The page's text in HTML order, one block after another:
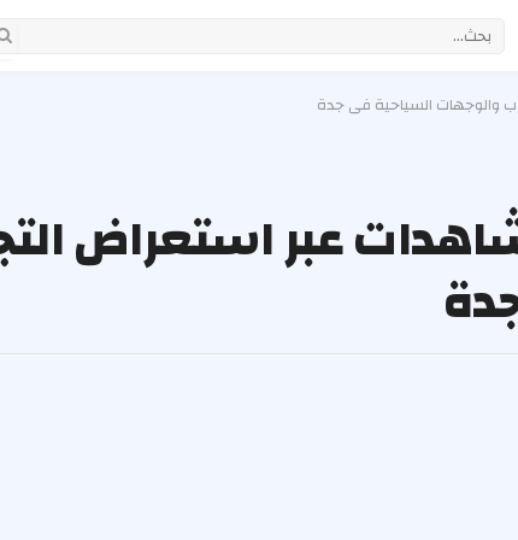
والوجهات السياحية في جدة
عبر استعراض